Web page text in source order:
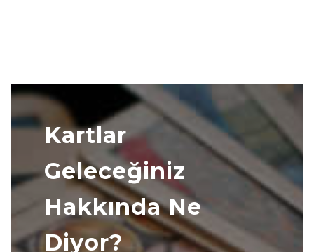
Kartlar
Geleceğiniz
Hakkında Ne
Diyor?